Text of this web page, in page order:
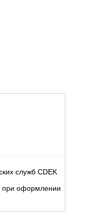
служб CDEK
при оформлении